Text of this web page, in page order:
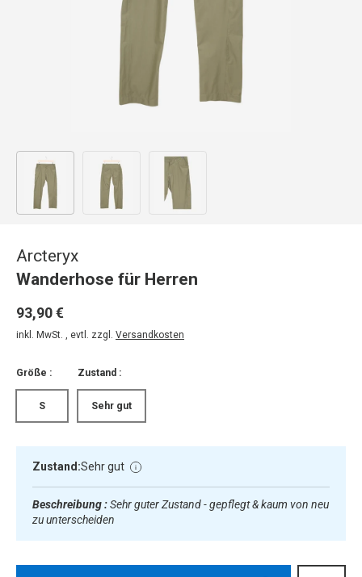
Bild 1 in Galerieansicht laden
Arcteryx
Wanderhose für Herren
93,90 €
inkl. MwSt. , evtl. zzgl. Versandkosten
Größe :
S
Zustand :
Sehr gut
Zustand:Sehr gut
Beschreibung :Sehr guter Zustand - gepflegt & kaum von neu
zu unterscheiden